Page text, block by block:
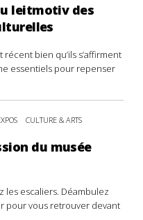
leitmotiv des
bien qu’ils s’affirment
essentiels pour repenser
CULTURE & ARTS
du musée
les escaliers. Déambulez
pour vous retrouver devant